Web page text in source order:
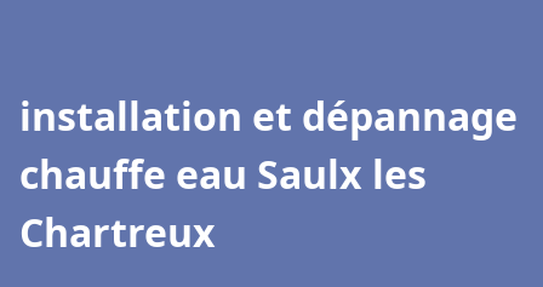
installation et dépannage
chauffe eau Saulx les
Chartreux